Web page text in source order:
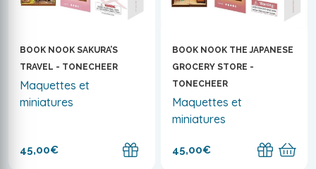
BOOK NOOK SAKURA’S
TRAVEL - TONECHEER
Maquettes et
miniatures
45,00€
BOOK NOOK THE JAPANESE
GROCERY STORE -
TONECHEER
Maquettes et
miniatures
45,00€